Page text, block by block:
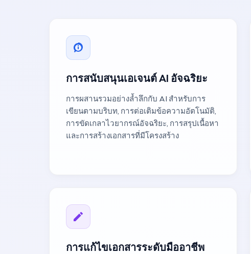
การสนับสนุนเอเจนต์ AI อัจฉริยะ
การผสานรวมอย่างล้ำลึกกับ AI สำหรับการ
เขียนตามบริบท, การต่อเติมข้อความอัตโนมัติ,
การขัดเกลาไวยากรณ์อัจฉริยะ, การสรุปเนื้อหา
และการสร้างเอกสารที่มีโครงสร้าง
การแก้ไขเอกสารระดับมืออาชีพ